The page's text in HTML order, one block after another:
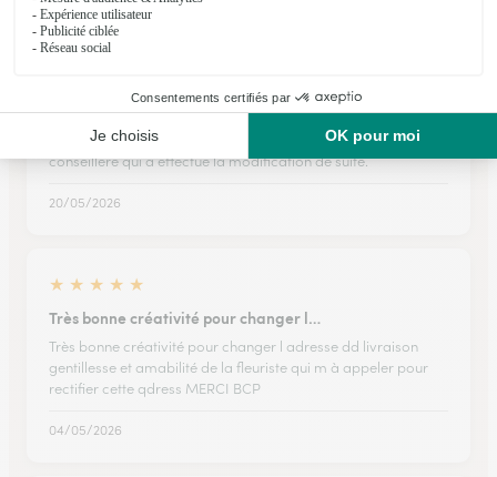
★ ★ ★ ★
Interflora m'offre un service de qualité, un choix varié et une
facilité d'utilisation. J'ai dû modifier le jour de livraison, j'ai
reçu un très bon accueil téléphonique de la part de la
conseillère qui a effectué la modification de suite.
20/05/2026
★ ★ ★ ★ ★
Très bonne créativité pour changer l…
Très bonne créativité pour changer l adresse dd livraison
gentillesse et amabilité de la fleuriste qui m à appeler pour
rectifier cette qdress MERCI BCP
04/05/2026